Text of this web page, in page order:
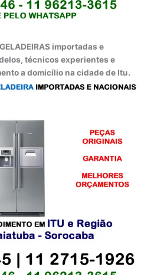
importadas e
técnicos experientes e
a domicílio na cidade de Itu.